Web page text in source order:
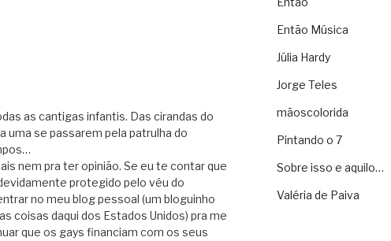
as cantigas infantis. Das cirandas do
uma se passarem pela patrulha do
nem pra ter opinião. Se eu te contar que
protegido pelo véu do
no meu blog pessoal (um bloguinho
coisas daqui dos Estados Unidos) pra me
que os gays financiam com os seus
Então Música
Júlia Hardy
Jorge Teles
mãoscolorida
Pintando o 7
Sobre isso e aquilo…
Valéria de Paiva